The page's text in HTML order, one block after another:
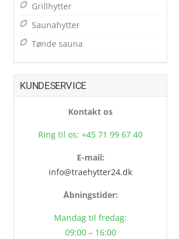
Grillhytter
Saunahytter
Tønde sauna
KUNDESERVICE
Kontakt os
Ring til os: +45 71 99 67 40
E-mail:
info@traehytter24.dk
Åbningstider:
Mandag til fredag:
09:00 – 16:00